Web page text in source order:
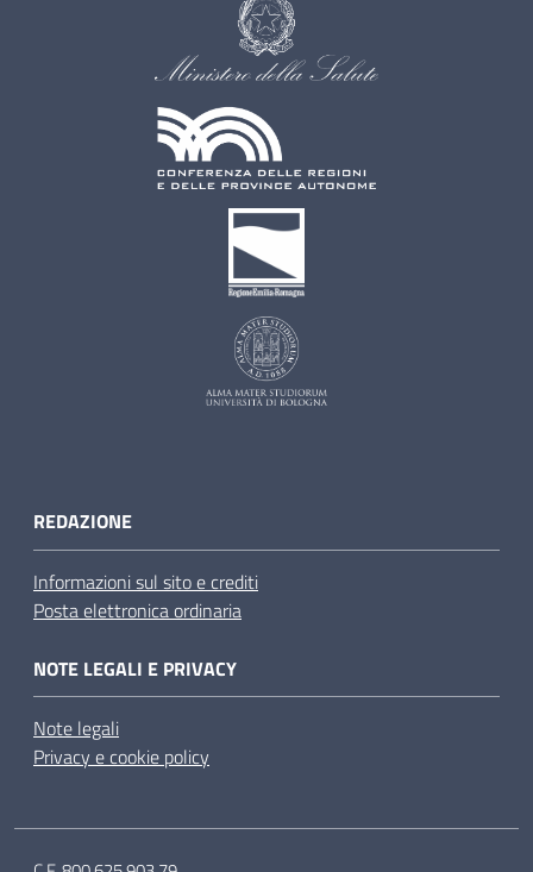
REDAZIONE
Informazioni sul sito e crediti
Posta elettronica ordinaria
NOTE LEGALI E PRIVACY
Note legali
Privacy e cookie policy